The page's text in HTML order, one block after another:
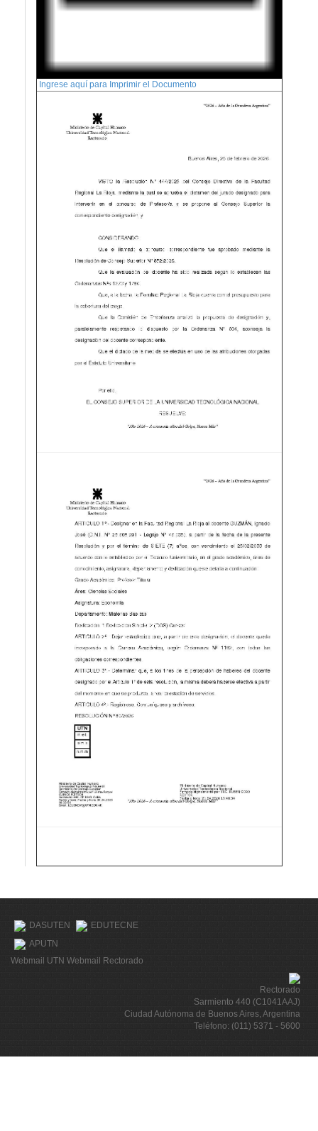
Ingrese aquí para Imprimir el Documento
DASUTEN
EDUTECNE
APUTN
Webmail UTN Webmail Rectorado
Rectorado
Sarmiento 440 (C1041AAJ)
Ciudad Autónoma de Buenos Aires, Argentina
Teléfono: (011) 5371 - 5600